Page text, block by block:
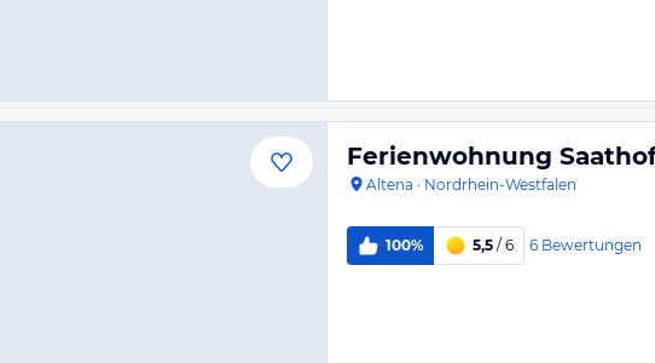
Ferienwohnung
Altena · Nordrhein-Westfalen
100% 5,5 / 6 6 Bewertungen